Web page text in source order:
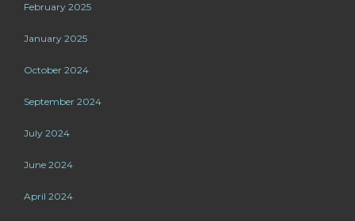
February 2025
January 2025
October 2024
September 2024
July 2024
June 2024
April 2024